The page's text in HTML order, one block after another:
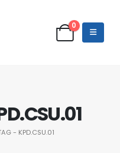
0
- KPD.CSU.01